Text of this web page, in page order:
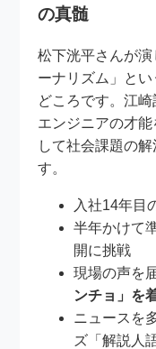
の真髄
松下洸平さんが演
ーナリズム」と
どころです。江崎
エンジニアの才
して社会課題の
す。
入社14年目
半年かけて
開に挑戦
現場の声を
ンチョ」を
ニュースを
ズ「解説人